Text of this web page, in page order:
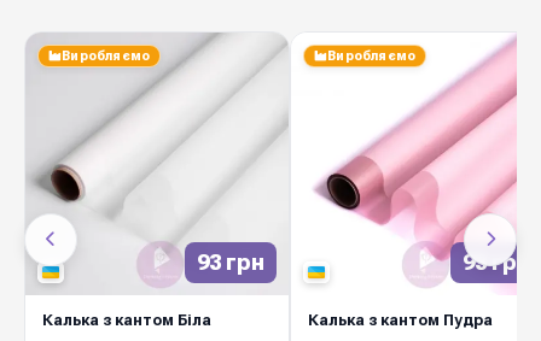
93 грн
Виробляємо
Калька з кантом Біла
93 грн
Виробляємо
Калька з кантом Пудра